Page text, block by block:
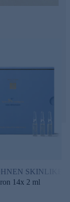
SKINLIKE
14x 2 ml